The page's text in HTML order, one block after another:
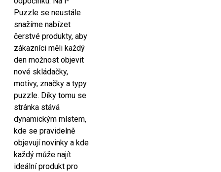
Puzzle se neustále
snažíme nabízet
čerstvé produkty, aby
zákazníci měli každý
den možnost objevit
nové skládačky,
motivy, značky a typy
puzzle. Díky tomu se
stránka stává
dynamickým místem,
kde se pravidelně
objevují novinky a kde
každý může najít
ideální produkt pro